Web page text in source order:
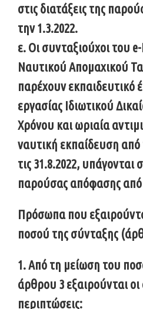
στις διατάξεις της
την 1.3.2022.
ε. Οι συνταξιούχοι του
Ναυτικού Απομαχικού
παρέχουν εκπαιδευτικό
εργασίας Ιδιωτικού
Χρόνου και ωριαία
ναυτική εκπαίδευση από
τις 31.8.2022, υπάγονται
παρούσας απόφασης από
Πρόσωπα που
ποσού της σύνταξης
1. Από τη μείωση του
άρθρου 3 εξαιρούνται
περιπτώσεις: